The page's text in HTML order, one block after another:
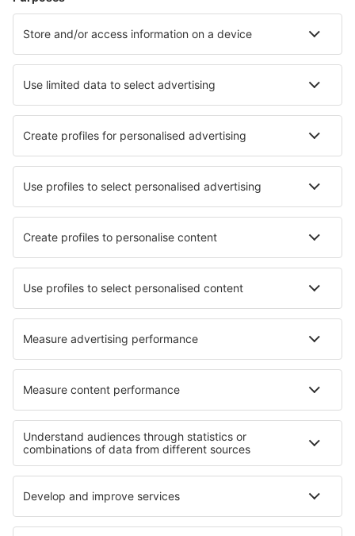
Ubytování in Beach Haven Ubytování in Siesta Key
Nejlepší ubytování - města
Ubytování v Kocourovci Ubytování in Ortahisar
Ubytování in Vrasná Ubytování in Guarda
Ubytování in Barranca de Upia
Ubytování in Toberua Island
Ubytování ve Skalnatých horách
Ubytování in Alaska Ubytování v Everglades
Ubytování in Low Beskids Ubytování na riviéře Batumi
Ubytování v Algarve Ubytování v Tolimě
Ubytování v Santa Cruz